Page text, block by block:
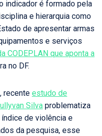
indicador é formado pela
e hierarquia como
de apresentar armas
e serviços
CODEPLAN que aponta a
no DF.
recente estudo de
Silva problematiza
de violência e
da pesquisa, esse